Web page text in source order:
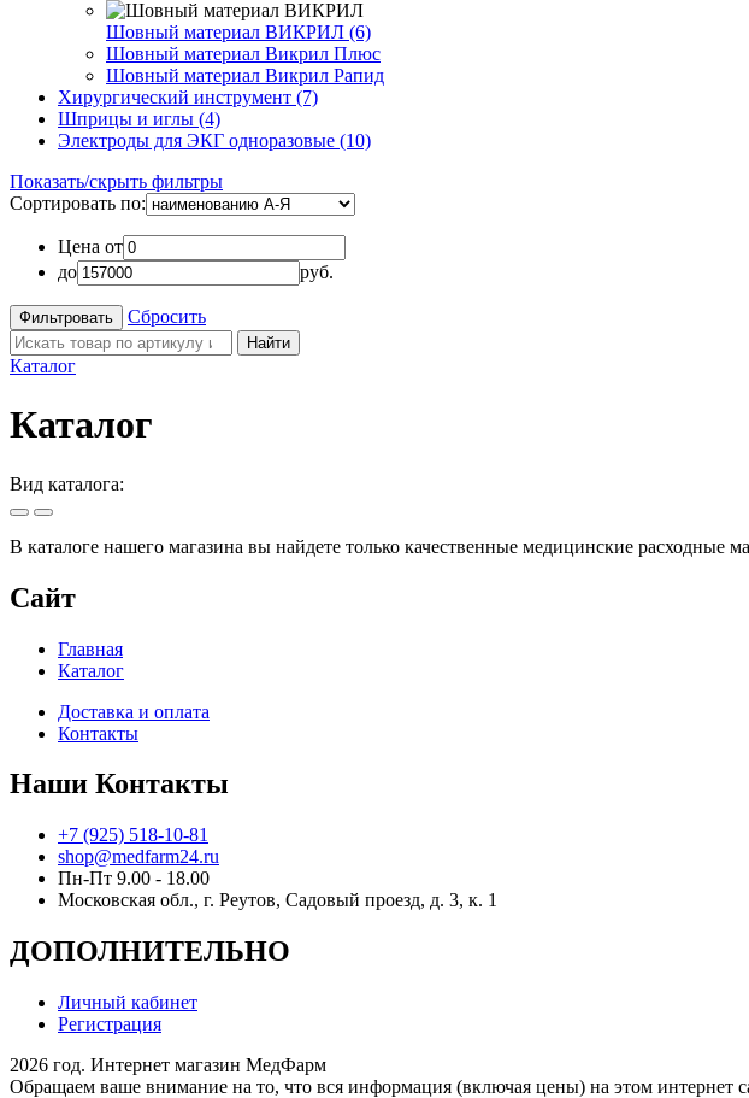
Шовный материал ВИКРИЛ (6)
Шовный материал Викрил Плюс
Шовный материал Викрил Рапид
Хирургический инструмент (7)
Шприцы и иглы (4)
Электроды для ЭКГ одноразовые (10)
Показать/скрыть фильтры
Сортировать по:
Цена от
до
руб.
Сбросить
Найти
Каталог
Каталог
Вид каталога:
В каталоге нашего магазина вы найдете только качественные медицинские расходные
Сайт
Главная
Каталог
Доставка и оплата
Контакты
Наши Контакты
+7 (925) 518-10-81
shop@medfarm24.ru
Пн-Пт 9.00 - 18.00
Московская обл., г. Реутов, Садовый проезд, д. 3, к. 1
ДОПОЛНИТЕЛЬНО
Личный кабинет
Регистрация
2026 год. Интернет магазин МедФарм
Обращаем ваше внимание на то, что вся информация (включая цены) на этом интернет